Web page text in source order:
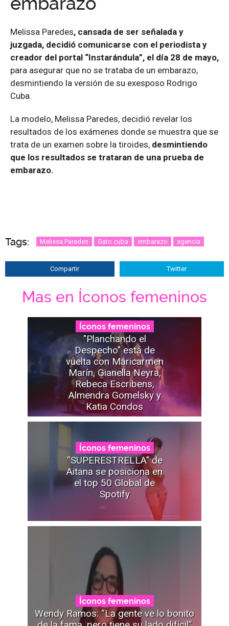
Melissa Paredes, cansada de ser señalada y
juzgada, decidió comunicarse con el periodista y
creador del portal “Instarándula”, el día 28 de mayo,
para asegurar que no se trataba de un embarazo,
desmintiendo la versión de su exesposo Rodrigo
Cuba.
La modelo, Melissa Paredes, decidió revelar los
resultados de los exámenes donde se muestra que se
trata de un examen sobre la tiroides, desmintiendo
que los resultados se trataran de una prueba de
embarazo.
Tags: Melissa Paredes Gato cuba embarazo agencia
Compartir Twitter
Mas en Íconos femeninos
Íconos femeninos
"Planchando el
Despecho" está de
vuelta con Maricarmen
Marín, Gianella Neyra,
Rebeca Escribens,
Almendra Gomelsky y
Katia Condos
Íconos femeninos
“SUPERESTRELLA" de
Aitana se posiciona en
el top 50 Global de
Spotify
Íconos femeninos
Wendy Ramos: “La gente ve lo bonito